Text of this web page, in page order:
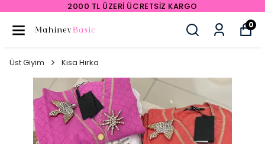
2000 TL ÜZERI ÜCRETSIZ KARGO
0
Üst Giyim Kısa Hırka